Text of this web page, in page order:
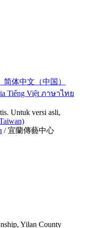
简体中文（中国）
Tiếng Việt ภาษาไทย
Untuk versi asli,
/ 宜蘭傳藝中心
Yilan County